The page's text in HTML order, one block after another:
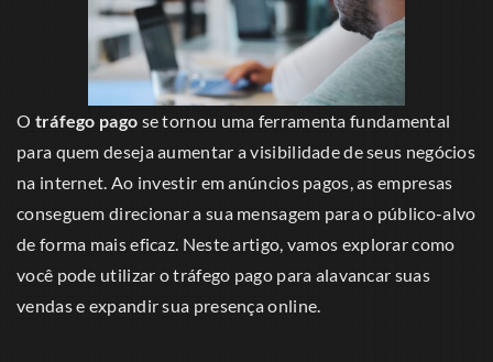
O tráfego pago se tornou uma ferramenta fundamental
para quem deseja aumentar a visibilidade de seus negócios
na internet. Ao investir em anúncios pagos, as empresas
conseguem direcionar a sua mensagem para o público-alvo
de forma mais eficaz. Neste artigo, vamos explorar como
você pode utilizar o tráfego pago para alavancar suas
vendas e expandir sua presença online.